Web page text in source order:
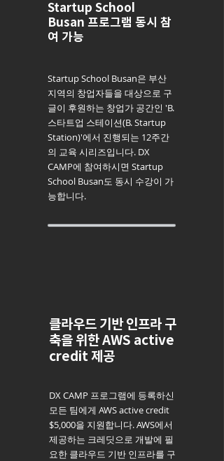
Startup School
Busan 프로그램 동시 참
여 가능
Startup School Busan은 부산
지역의 창업자들을 대상으로 구
글이 후원하는 창업가 공간인 'B.
스타트업 스테이션(B. Startup
Station)'에서 진행되는 12주간
의 교육 시리즈입니다. DX
CAMP에 참여하시면 Startup
School Busan도 동시 수강이 가
능합니다.
클라우드 기반 인프라 구
축을 위한 AWS active
credit 제공
DX CAMP 프로그램에 등록하신
모든 팀에게 AWS active credit
$5,000을 지원합니다. AWS에서
제공하는 크레딧으로 개발에 필
요한 클라우드 기반 인프라를 구